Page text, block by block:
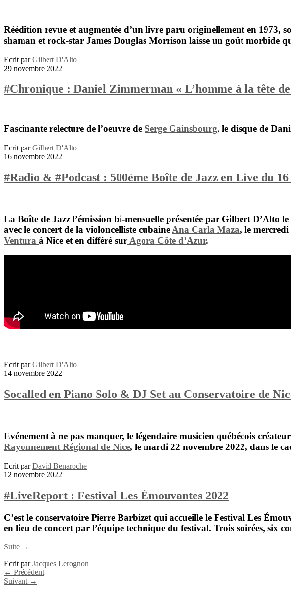
Réédition revue et augmentée d’un livre paru originellement en 1973,
shaman et rock-star James Douglas Morrison laisse un goût morbide
Ecrit parGilbert D'Alto
29 novembre 2022
#Chronique : Daniel Zimmerman « L’homme à la tête
Fascinante relecture de l’oeuvre de Serge Gainsbourg, le disque de
Ecrit parGilbert D'Alto
16 novembre 2022
#Radio & #Podcast : 500ème Boîte de Jazz en Live du
La Boîte de Jazz l’émission bi-mensuelle présentée par Gilbert D’Alto le
avec le concert de la violoncelliste cubaineAna Carla Maza, le mercredi
Ventura à Nice et en différé surAgora Côte d’Azur.
Ecrit parGilbert D'Alto
14 novembre 2022
Socalled en Piano Solo & DJ Set au Conservatoire de
Evénement à ne pas manquer, le légendaire musicien québécois
Rayonnement Régional de Nice, le mardi 22 novembre 2022, dans le
Ecrit parDavid Benaroche
12 novembre 2022
#LiveReport : Festival Les Émouvantes 2022
C’est le conservatoire Pierre Barbizet qui accueille le Festival Les
en lieu de concert par l’équipe technique du festival. Trois soirées, six
Suite →
Ecrit parJacques Lerognon
← Précédent
Suivant →